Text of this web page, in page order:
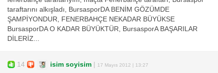
taraftarını alkışladı, BursasporDA BENİM GÖZÜMDE
ŞAMPİYONDUR, FENERBAHÇE NEKADAR BÜYÜKSE
BursasporDA O KADAR BÜYÜKTÜR, BursasporA BAŞARILAR
DİLERİZ...
14 isim soyisim | 17 Mayıs 2012 | 13:27